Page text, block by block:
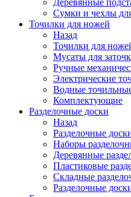
Деревянные
Сумки и чехлы
Точилки для ножей
Назад
Точилки для
Мусаты для
Ручные
Электрические
Водные
Комплектующие
Разделочные доски
Назад
Разделочные
Наборы
Деревянные
Пластиковые
Складные
Разделочные